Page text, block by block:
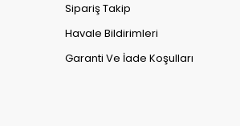
Sipariş Takip
Havale Bildirimleri
Garanti Ve İade Koşulları